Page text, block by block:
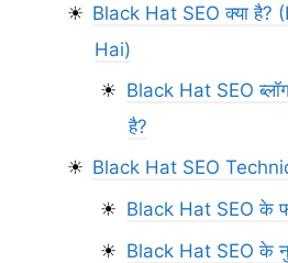
Black Hat SEO क्या है?
Hai)
Black Hat SEO
है?
Black Hat SEO
Black Hat SEO के
Black Hat SEO के